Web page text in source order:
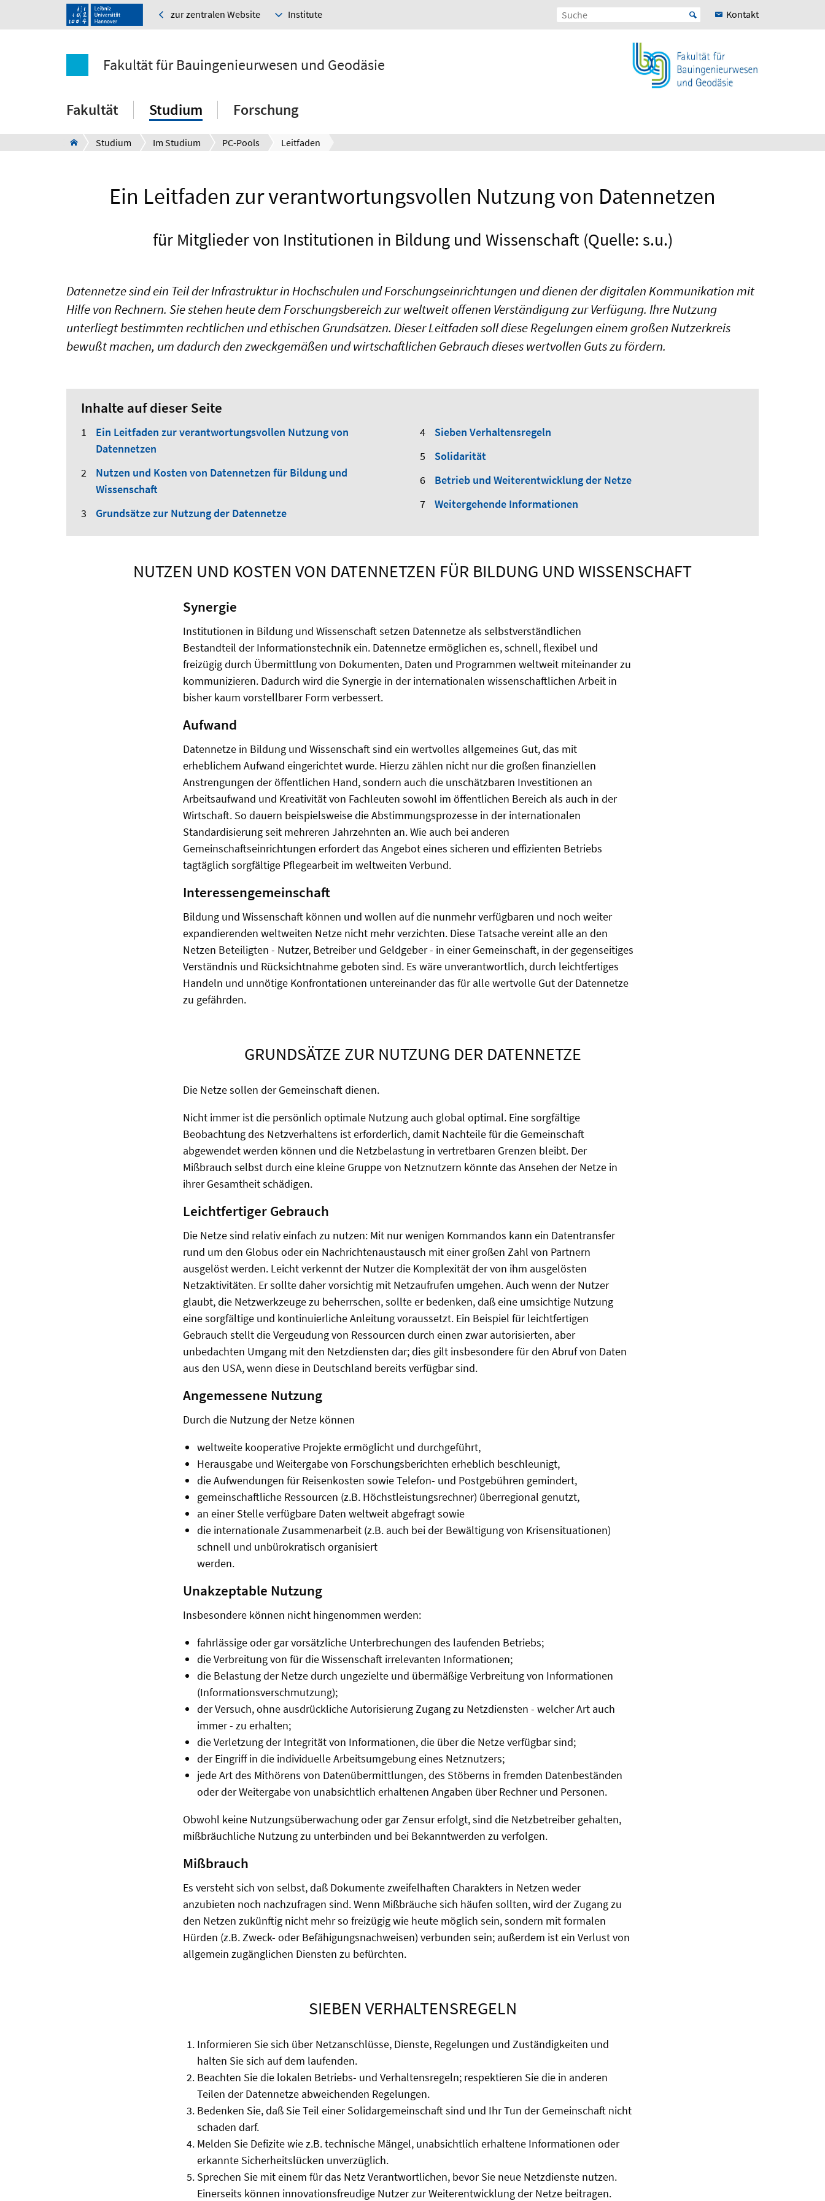
zur zentralen Website Institute Kontakt
Fakultät für Bauingenieurwesen und Geodäsie
Fakultät Studium Forschung
Studium Im Studium PC-Pools Leitfaden
Ein Leitfaden zur verantwortungsvollen Nutzung von Datennetzen
für Mitglieder von Institutionen in Bildung und Wissenschaft (Quelle: s.u.)
Datennetze sind ein Teil der Infrastruktur in Hochschulen und Forschungseinrichtungen und dienen der digitalen Kommunikation mit
Hilfe von Rechnern. Sie stehen heute dem Forschungsbereich zur weltweit offenen Verständigung zur Verfügung. Ihre Nutzung
unterliegt bestimmten rechtlichen und ethischen Grundsätzen. Dieser Leitfaden soll diese Regelungen einem großen Nutzerkreis
bewußt machen, um dadurch den zweckgemäßen und wirtschaftlichen Gebrauch dieses wertvollen Guts zu fördern.
Inhalte auf dieser Seite
Ein Leitfaden zur verantwortungsvollen Nutzung von
Datennetzen
Nutzen und Kosten von Datennetzen für Bildung und
Wissenschaft
Grundsätze zur Nutzung der Datennetze
Sieben Verhaltensregeln
Solidarität
Betrieb und Weiterentwicklung der Netze
Weitergehende Informationen
NUTZEN UND KOSTEN VON DATENNETZEN FÜR BILDUNG UND WISSENSCHAFT
Synergie
Institutionen in Bildung und Wissenschaft setzen Datennetze als selbstverständlichen
Bestandteil der Informationstechnik ein. Datennetze ermöglichen es, schnell, flexibel und
freizügig durch Übermittlung von Dokumenten, Daten und Programmen weltweit miteinander zu
kommunizieren. Dadurch wird die Synergie in der internationalen wissenschaftlichen Arbeit in
bisher kaum vorstellbarer Form verbessert.
Aufwand
Datennetze in Bildung und Wissenschaft sind ein wertvolles allgemeines Gut, das mit
erheblichem Aufwand eingerichtet wurde. Hierzu zählen nicht nur die großen finanziellen
Anstrengungen der öffentlichen Hand, sondern auch die unschätzbaren Investitionen an
Arbeitsaufwand und Kreativität von Fachleuten sowohl im öffentlichen Bereich als auch in der
Wirtschaft. So dauern beispielsweise die Abstimmungsprozesse in der internationalen
Standardisierung seit mehreren Jahrzehnten an. Wie auch bei anderen
Gemeinschaftseinrichtungen erfordert das Angebot eines sicheren und effizienten Betriebs
tagtäglich sorgfältige Pflegearbeit im weltweiten Verbund.
Interessengemeinschaft
Bildung und Wissenschaft können und wollen auf die nunmehr verfügbaren und noch weiter
expandierenden weltweiten Netze nicht mehr verzichten. Diese Tatsache vereint alle an den
Netzen Beteiligten - Nutzer, Betreiber und Geldgeber - in einer Gemeinschaft, in der gegenseitiges
Verständnis und Rücksichtnahme geboten sind. Es wäre unverantwortlich, durch leichtfertiges
Handeln und unnötige Konfrontationen untereinander das für alle wertvolle Gut der Datennetze
zu gefährden.
GRUNDSÄTZE ZUR NUTZUNG DER DATENNETZE
Die Netze sollen der Gemeinschaft dienen.
Nicht immer ist die persönlich optimale Nutzung auch global optimal. Eine sorgfältige
Beobachtung des Netzverhaltens ist erforderlich, damit Nachteile für die Gemeinschaft
abgewendet werden können und die Netzbelastung in vertretbaren Grenzen bleibt. Der
Mißbrauch selbst durch eine kleine Gruppe von Netznutzern könnte das Ansehen der Netze in
ihrer Gesamtheit schädigen.
Leichtfertiger Gebrauch
Die Netze sind relativ einfach zu nutzen: Mit nur wenigen Kommandos kann ein Datentransfer
rund um den Globus oder ein Nachrichtenaustausch mit einer großen Zahl von Partnern
ausgelöst werden. Leicht verkennt der Nutzer die Komplexität der von ihm ausgelösten
Netzaktivitäten. Er sollte daher vorsichtig mit Netzaufrufen umgehen. Auch wenn der Nutzer
glaubt, die Netzwerkzeuge zu beherrschen, sollte er bedenken, daß eine umsichtige Nutzung
eine sorgfältige und kontinuierliche Anleitung voraussetzt. Ein Beispiel für leichtfertigen
Gebrauch stellt die Vergeudung von Ressourcen durch einen zwar autorisierten, aber
unbedachten Umgang mit den Netzdiensten dar; dies gilt insbesondere für den Abruf von Daten
aus den USA, wenn diese in Deutschland bereits verfügbar sind.
Angemessene Nutzung
Durch die Nutzung der Netze können
weltweite kooperative Projekte ermöglicht und durchgeführt,
Herausgabe und Weitergabe von Forschungsberichten erheblich beschleunigt,
die Aufwendungen für Reisenkosten sowie Telefon- und Postgebühren gemindert,
gemeinschaftliche Ressourcen (z.B. Höchstleistungsrechner) überregional genutzt,
an einer Stelle verfügbare Daten weltweit abgefragt sowie
die internationale Zusammenarbeit (z.B. auch bei der Bewältigung von Krisensituationen)
schnell und unbürokratisch organisiert
werden.
Unakzeptable Nutzung
Insbesondere können nicht hingenommen werden:
fahrlässige oder gar vorsätzliche Unterbrechungen des laufenden Betriebs;
die Verbreitung von für die Wissenschaft irrelevanten Informationen;
die Belastung der Netze durch ungezielte und übermäßige Verbreitung von Informationen
(Informationsverschmutzung);
der Versuch, ohne ausdrückliche Autorisierung Zugang zu Netzdiensten - welcher Art auch
immer - zu erhalten;
die Verletzung der Integrität von Informationen, die über die Netze verfügbar sind;
der Eingriff in die individuelle Arbeitsumgebung eines Netznutzers;
jede Art des Mithörens von Datenübermittlungen, des Stöberns in fremden Datenbeständen
oder der Weitergabe von unabsichtlich erhaltenen Angaben über Rechner und Personen.
Obwohl keine Nutzungsüberwachung oder gar Zensur erfolgt, sind die Netzbetreiber gehalten,
mißbräuchliche Nutzung zu unterbinden und bei Bekanntwerden zu verfolgen.
Mißbrauch
Es versteht sich von selbst, daß Dokumente zweifelhaften Charakters in Netzen weder
anzubieten noch nachzufragen sind. Wenn Mißbräuche sich häufen sollten, wird der Zugang zu
den Netzen zukünftig nicht mehr so freizügig wie heute möglich sein, sondern mit formalen
Hürden (z.B. Zweck- oder Befähigungsnachweisen) verbunden sein; außerdem ist ein Verlust von
allgemein zugänglichen Diensten zu befürchten.
SIEBEN VERHALTENSREGELN
Informieren Sie sich über Netzanschlüsse, Dienste, Regelungen und Zuständigkeiten und
halten Sie sich auf dem laufenden.
Beachten Sie die lokalen Betriebs- und Verhaltensregeln; respektieren Sie die in anderen
Teilen der Datennetze abweichenden Regelungen.
Bedenken Sie, daß Sie Teil einer Solidargemeinschaft sind und Ihr Tun der Gemeinschaft nicht
schaden darf.
Melden Sie Defizite wie z.B. technische Mängel, unabsichtlich erhaltene Informationen oder
erkannte Sicherheitslücken unverzüglich.
Sprechen Sie mit einem für das Netz Verantwortlichen, bevor Sie neue Netzdienste nutzen.
Einerseits können innovationsfreudige Nutzer zur Weiterentwicklung der Netze beitragen.